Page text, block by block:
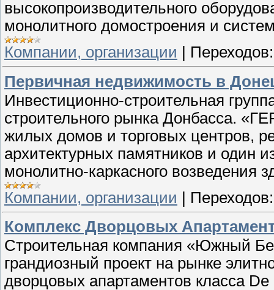
высокопроизводительного
монолитного домостроения и
Компании, организации
Переходов:
Первичная недвижимость в
Инвестиционно-строительная
строительного рынка Донбасса.
жилых домов и торговых центров,
архитектурных памятников и один
монолитно-каркасного возведения
Компании, организации | Переходов:
Комплекс Дворцовых
Строительная компания «Южный
грандиозный проект на рынке
дворцовых апартаментов класса